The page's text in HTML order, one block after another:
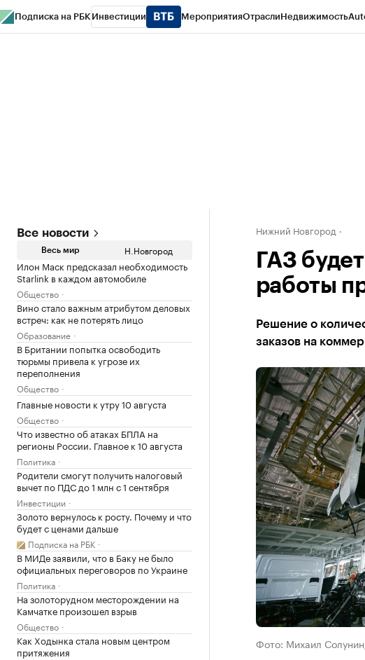
Подписка на РБК Инвестиции МероприятияОтраслиНедвижимость
Все новости
Весь мир Н.Новгород
Илон Маск предсказал необходимость
Starlink в каждом автомобиле
Общество
Вино стало важным атрибутом деловых
встреч: как не потерять лицо
Образование
В Британии попытка освободить
тюрьмы привела к угрозе их
переполнения
Общество
Главные новости к утру 10 августа
Общество
Что известно об атаках БПЛА на
регионы России. Главное к 10 августа
Политика
Родители смогут получить налоговый
вычет по ПДС до 1 млн с 1 сентября
Инвестиции
Золото вернулось к росту. Почему и что
будет с ценами дальше
Подписка на РБК
В МИДе заявили, что в Баку не было
официальных переговоров по Украине
Политика
На золоторудном месторождении на
Камчатке произошел взрыв
Общество
Как Ходынка стала новым центром
притяжения
Нижний Новгород
ГАЗ
работы
Решение о
заказов на
Фото: Михаил